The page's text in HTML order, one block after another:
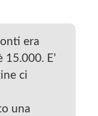
era
15.000. E’
ci
una